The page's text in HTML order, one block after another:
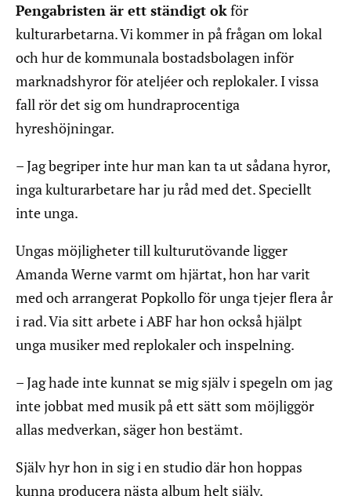
Pengabristen är ett ständigt okför
kulturarbetarna. Vi kommer in på frågan om lokal
och hur de kommunala bostadsbolagen inför
marknadshyror för ateljéer och replokaler. I vissa
fall rör det sig om hundraprocentiga
hyreshöjningar.
– Jag begriper inte hur man kan ta ut sådana hyror,
inga kulturarbetare har ju råd med det. Speciellt
inte unga.
Ungas möjligheter till kulturutövande ligger
Amanda Werne varmt om hjärtat, hon har varit
med och arrangerat Popkollo för unga tjejer flera år
i rad. Via sitt arbete i ABF har hon också hjälpt
unga musiker med replokaler och inspelning.
– Jag hade inte kunnat se mig själv i spegeln om jag
inte jobbat med musik på ett sätt som möjliggör
allas medverkan, säger hon bestämt.
Själv hyr hon in sig i en studio där hon hoppas
kunna producera nästa album helt själv.